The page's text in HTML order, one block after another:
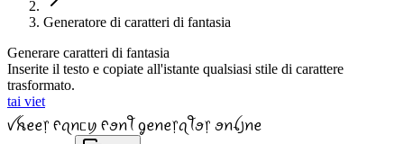
Generatore di caratteri di fantasia
Generare caratteri di fantasia
Inserite il testo e copiate all'istante qualsiasi stile di carattere
trasformato.
tai viet
ꪜꫝꫀꫀ᥅ ᠻꪖꪀᥴꪗ ᠻꪮꪀꪻ ᧁꫀꪀꫀ᥅ꪖꪻꪮ᥅ ꪮꪀꪶ꠸ꪀꫀ